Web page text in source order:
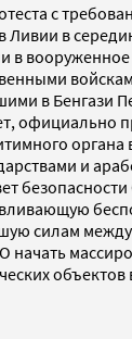
с
Ливии в
в
в Бенгази
официально
и
силам
начать
объектов